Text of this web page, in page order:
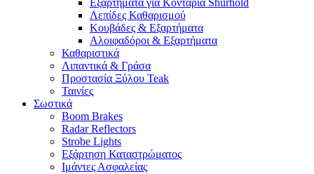
Εξαρτήματα για Κοντάρια Shurhold
Λεπίδες Καθαρισμού
Κουβάδες & Εξαρτήματα
Αλοιφαδόροι & Εξαρτήματα
Καθαριστικά
Λιπαντικά & Γράσα
Προστασία Ξύλου Teak
Ταινίες
Σωστικά
Boom Brakes
Radar Reflectors
Strobe Lights
Εξάρτηση Καταστρώματος
Ιμάντες Ασφαλείας